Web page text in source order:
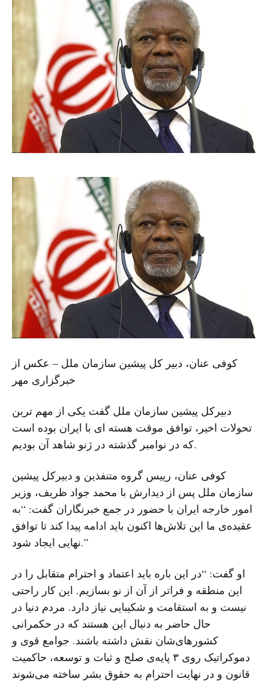
کوفی عنان، دبیر کل پیشین سازمان ملل – عکس از
خبرگزاری مهر
دبیرکل پیشین سازمان ملل گفت یکی از مهم ترین
تحولات اخیر، توافق موقت هسته ای با ایران بوده است
که در نوامبر گذشته در ژنو شاهد آن بودیم.
کوفی عنان، رییس گروه متنفذین و دبیرکل پیشین
سازمان ملل پس از دیدارش با محمد جواد ظریف، وزیر
امور خارجه ایران با حضور در جمع خبرنگاران گفت: “به
عقیده‌ی ما این تلاش‌ها اکنون باید ادامه پیدا کند تا توافق
نهایی ایجاد شود.”
او گفت: “در این باره باید اعتماد و احترام متقابل را در
این منطقه و فراتر از آن از نو بسازیم. این کار راحتی
نیست و به استقامت و شکیبایی نیاز دارد. مردم دنیا در
حال حاضر به دنبال این هستند که در حکمرانی
کشورهای‌شان نقش داشته باشند. جوامع قوی و
دموکراتیک روی ۳ پایه‌ی صلح و ثبات و توسعه، حاکمیت
قانون و در نهایت احترام به حقوق بشر ساخته می‌شوند